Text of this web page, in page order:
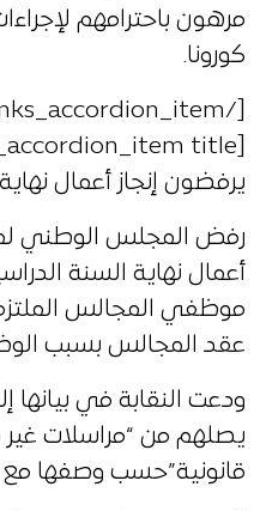
مرهون باحترامهم
كورونا.
[/mks_accordion_item]
يرفضون إنجاز أعمال
رفض المجلس الوطني
أعمال نهاية السنة
موظفي المجالس
عقد المجالس بسبب
ودعت النقابة في بيانها
يصلهم من “مراسلات غير
قانونية”حسب وصفها مع